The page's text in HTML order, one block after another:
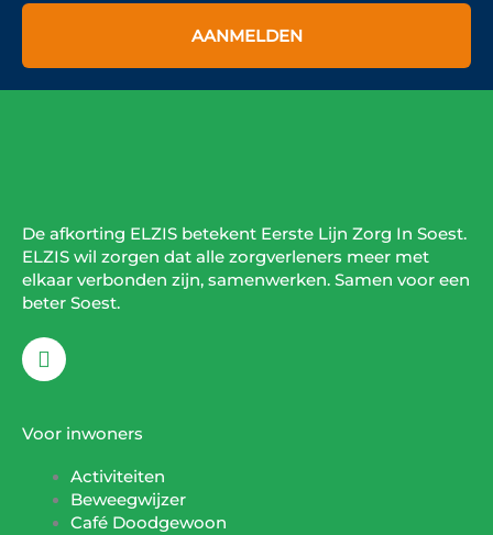
AANMELDEN
De afkorting ELZIS betekent Eerste Lijn Zorg In Soest.
ELZIS wil zorgen dat alle zorgverleners meer met
elkaar verbonden zijn, samenwerken. Samen voor een
beter Soest.
F
a
b
o
k
Voor inwoners
Activiteiten
Beweegwijzer
Café Doodgewoon